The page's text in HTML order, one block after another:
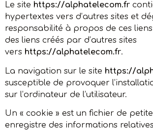
Le site https://alphatelecom.fr
hypertextes vers d’autres sites et
responsabilité à propos de ces
des liens créés par d’autres sites
vers https://alphatelecom.fr.
La navigation sur le site https://
susceptible de provoquer
sur l’ordinateur de l’utilisateur.
Un « cookie » est un fichier de
enregistre des informations